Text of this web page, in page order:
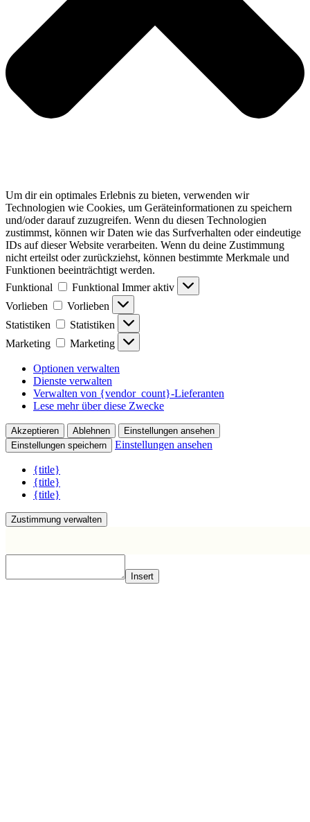
Um dir ein optimales Erlebnis zu bieten, verwenden wir
Technologien wie Cookies, um Geräteinformationen zu speichern
und/oder darauf zuzugreifen. Wenn du diesen Technologien
zustimmst, können wir Daten wie das Surfverhalten oder eindeutige
IDs auf dieser Website verarbeiten. Wenn du deine Zustimmung
nicht erteilst oder zurückziehst, können bestimmte Merkmale und
Funktionen beeinträchtigt werden.
Funktional
Funktional Immer aktiv
Vorlieben
Vorlieben
Statistiken
Statistiken
Marketing
Marketing
Optionen verwalten
Dienste verwalten
Verwalten von {vendor_count}-Lieferanten
Lese mehr über diese Zwecke
Akzeptieren Ablehnen
Einstellungen ansehen
Einstellungen speichern
Einstellungen ansehen
{title}
{title}
{title}
Zustimmung verwalten
Insert